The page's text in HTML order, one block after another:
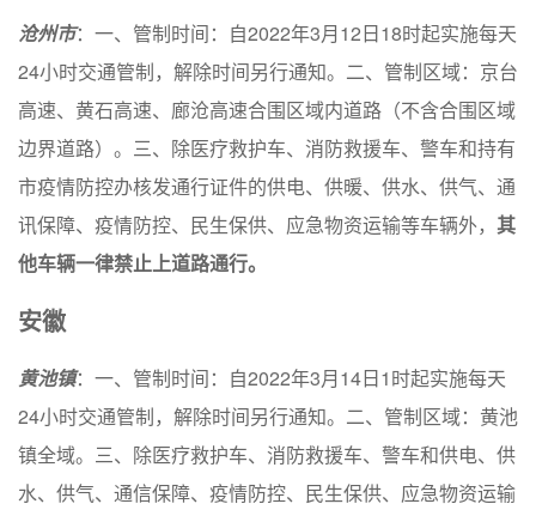
沧州市：一、管制时间：自2022年3月12日18时起实施每天
24小时交通管制，解除时间另行通知。二、管制区域：京台
高速、黄石高速、廊沧高速合围区域内道路（不含合围区域
边界道路）。三、除医疗救护车、消防救援车、警车和持有
市疫情防控办核发通行证件的供电、供暖、供水、供气、通
讯保障、疫情防控、民生保供、应急物资运输等车辆外， 其
他车辆一律禁止上道路通行。
安徽
黄池镇：一、管制时间：自2022年3月14日1时起实施每天
24小时交通管制，解除时间另行通知。二、管制区域：黄池
镇全域。三、除医疗救护车、消防救援车、警车和供电、供
水、供气、通信保障、疫情防控、民生保供、应急物资运输